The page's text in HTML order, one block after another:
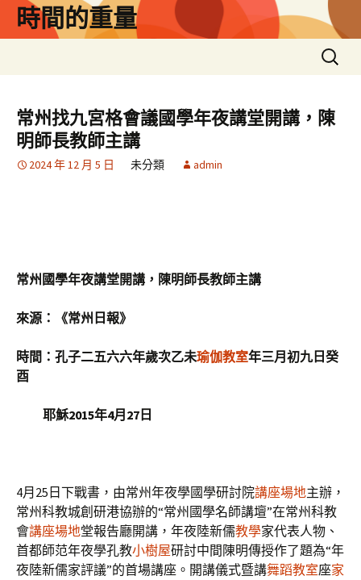
時間的重量
搜
尋
鍵
字:
常州找九宮格會議國學年夜講堂開講，陳
明師長教師主講
2024 年 12 月 5 日 未分類 admin
常州國學年夜講堂開講，陳明師長教師主講
來源：《常州日報》
時間：孔子二五六六年歲次乙未瑜伽教室年三月初九日癸
酉
耶穌2015年4月27日
4月25日下戰書，由常州年夜學國學研討院講座場地主辦，
常州科教城創研港協辦的“常州國學名師講壇”在常州科教
會講座場地堂報告廳開講，年夜陸新儒教學家代表人物、
首都師范年夜學孔教小樹屋研討中間陳明傳授作了題為“年
夜陸新儒家評議”的首場講座。開講儀式暨講舞蹈教室座家